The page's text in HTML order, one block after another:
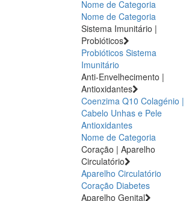
Nome de Categoria
Nome de Categoria
Sistema Imunitário |
Probióticos
Probióticos Sistema
Imunitário
Anti-Envelhecimento |
Antioxidantes
Coenzima Q10 Colagénio |
Cabelo Unhas e Pele
Antioxidantes
Nome de Categoria
Coração | Aparelho
Circulatório
Aparelho Circulatório
Coração Diabetes
Aparelho Genital